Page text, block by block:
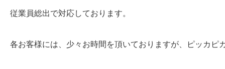
従業員総出で対応しております。
各お客様には、少々お時間を頂いておりますが、ピッカピ